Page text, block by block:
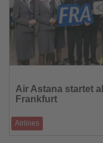
die
Nachrichten
Air Astana startet
Frankfurt
Airlines